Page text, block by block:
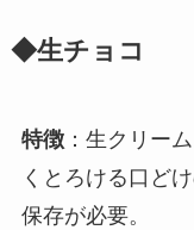
◆生チョコ
特徴：生クリー
くとろける口ど
保存が必要。